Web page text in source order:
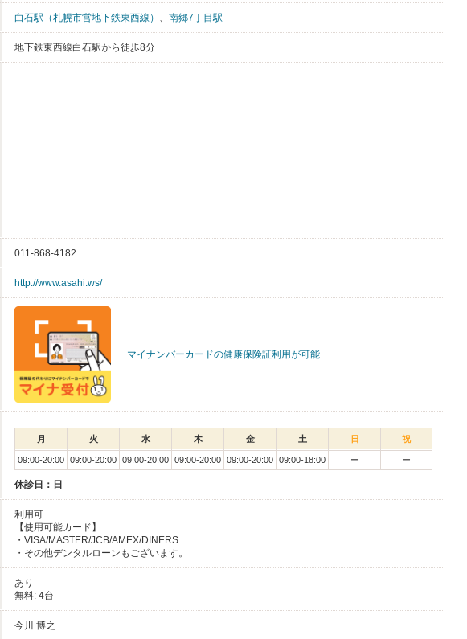
白石駅（札幌市営地下鉄東西線） 、 南郷7丁目駅
地下鉄東西線白石駅から徒歩8分
011-868-4182
http://www.asahi.ws/
マイナンバーカードの健康保険証利用が可能
月 火 水 木 金 土 日 祝
09:00-20:00 09:00-20:00 09:00-20:00 09:00-20:00 09:00-20:00 09:00-18:00 ー ー
休診日：日
利用可
【使用可能カード】
・VISA/MASTER/JCB/AMEX/DINERS
・その他デンタルローンもございます。
あり
無料: 4台
今川 博之